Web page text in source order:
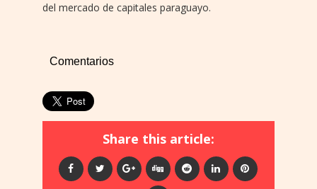
del mercado de capitales paraguayo.
Comentarios
Share this article: